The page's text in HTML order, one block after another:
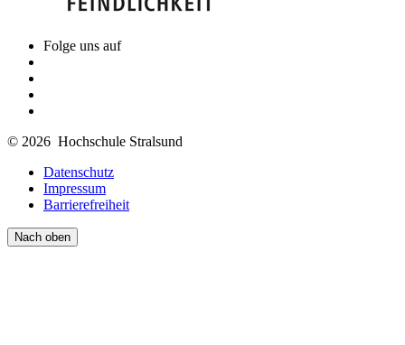
Folge uns auf
© 2026 Hochschule Stralsund
Datenschutz
Impressum
Barrierefreiheit
Nach oben